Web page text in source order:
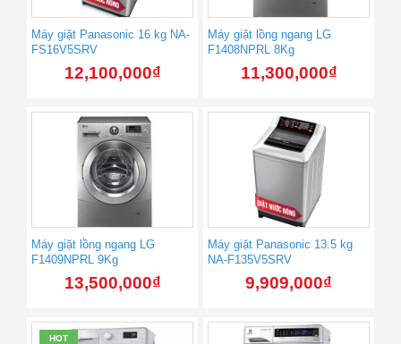
Máy giặt Panasonic 16 kg NA-
FS16V5SRV
12,100,000₫
Máy giặt lồng ngang LG
F1408NPRL 8Kg
11,300,000₫
Máy giặt lồng ngang LG
F1409NPRL 9Kg
13,500,000₫
Máy giặt Panasonic 13.5 kg
NA-F135V5SRV
9,909,000₫
HOT